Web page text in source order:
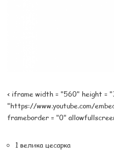
< iframe width = "560" height =
"https://www.youtube.com/
frameborder = "0"
1 велика цесарка